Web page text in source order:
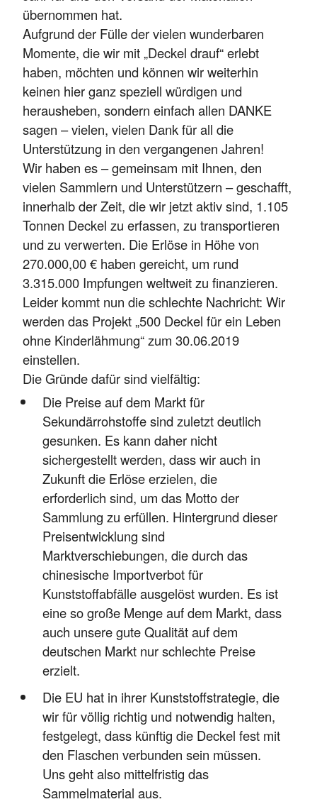
übernommen hat.
Aufgrund der Fülle der vielen wunderbaren
Momente, die wir mit „Deckel drauf“ erlebt
haben, möchten und können wir weiterhin
keinen hier ganz speziell würdigen und
herausheben, sondern einfach allen DANKE
sagen – vielen, vielen Dank für all die
Unterstützung in den vergangenen Jahren!
Wir haben es – gemeinsam mit Ihnen, den
vielen Sammlern und Unterstützern – geschafft,
innerhalb der Zeit, die wir jetzt aktiv sind, 1.105
Tonnen Deckel zu erfassen, zu transportieren
und zu verwerten. Die Erlöse in Höhe von
270.000,00 € haben gereicht, um rund
3.315.000 Impfungen weltweit zu finanzieren.
Leider kommt nun die schlechte Nachricht: Wir
werden das Projekt „500 Deckel für ein Leben
ohne Kinderlähmung“ zum 30.06.2019
einstellen.
Die Gründe dafür sind vielfältig:
Die Preise auf dem Markt für
Sekundärrohstoffe sind zuletzt deutlich
gesunken. Es kann daher nicht
sichergestellt werden, dass wir auch in
Zukunft die Erlöse erzielen, die
erforderlich sind, um das Motto der
Sammlung zu erfüllen. Hintergrund dieser
Preisentwicklung sind
Marktverschiebungen, die durch das
chinesische Importverbot für
Kunststoffabfälle ausgelöst wurden. Es ist
eine so große Menge auf dem Markt, dass
auch unsere gute Qualität auf dem
deutschen Markt nur schlechte Preise
erzielt.
Die EU hat in ihrer Kunststoffstrategie, die
wir für völlig richtig und notwendig halten,
festgelegt, dass künftig die Deckel fest mit
den Flaschen verbunden sein müssen.
Uns geht also mittelfristig das
Sammelmaterial aus.